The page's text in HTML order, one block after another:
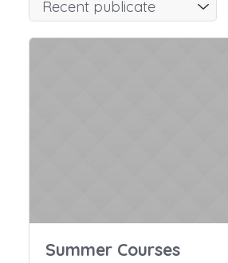
Summer Courses